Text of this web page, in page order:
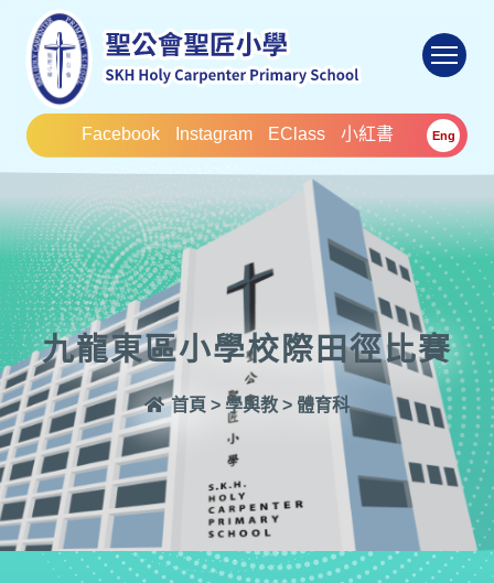
Facebook Instagram EClass 小紅書 Eng
九龍東區小學校際田徑比賽
首頁 > 學與教 > 體育科